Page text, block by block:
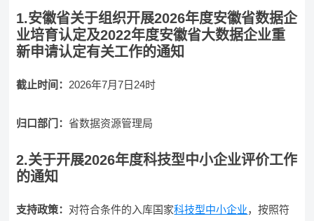
1.安徽省关于组织开展2026年度安徽省数据企
业培育认定及2022年度安徽省大数据企业重
新申请认定有关工作的通知
截止时间： 2026年7月7日24时
归口部门：省数据资源管理局
2.关于开展2026年度科技型中小企业评价工作
的通知
支持政策： 对符合条件的入库国家科技型中小企业，按照符